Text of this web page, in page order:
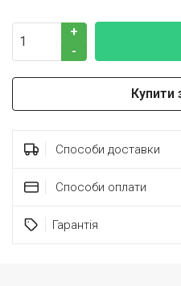
+
-
Купити
Способи доставки
Способи оплати
Гарантія